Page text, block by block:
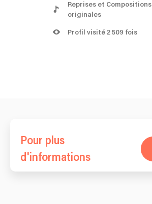
Reprises et Compositions
originales
Profil visité 2 509 fois
Pour plus
d'informations